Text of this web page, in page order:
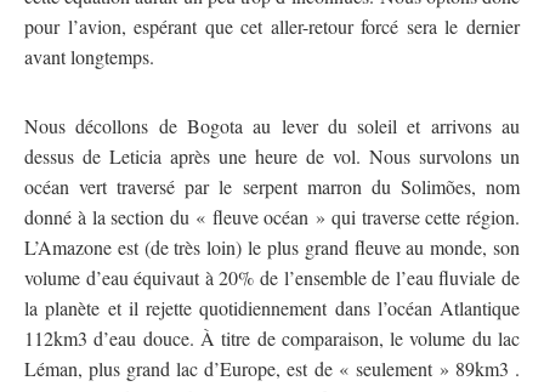
pour l’avion, espérant que cet aller-retour forcé sera le dernier
avant longtemps.
Nous décollons de Bogota au lever du soleil et arrivons au
dessus de Leticia après une heure de vol. Nous survolons un
océan vert traversé par le serpent marron du Solimões, nom
donné à la section du « fleuve océan » qui traverse cette région.
L’Amazone est (de très loin) le plus grand fleuve au monde, son
volume d’eau équivaut à 20% de l’ensemble de l’eau fluviale de
la planète et il rejette quotidiennement dans l’océan Atlantique
112km3 d’eau douce. À titre de comparaison, le volume du lac
Léman, plus grand lac d’Europe, est de « seulement » 89km3 .